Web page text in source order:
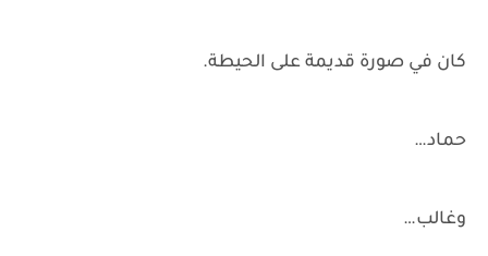
كان في صورة قديمة على الحيطة.
حماد…
وغالب…